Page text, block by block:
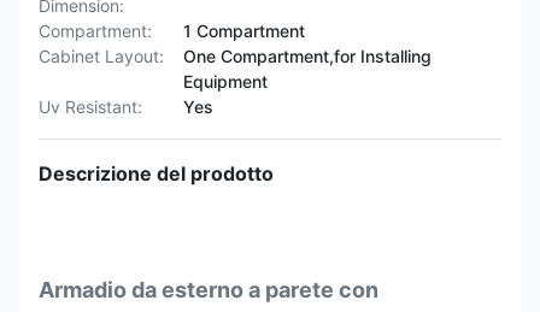
Dimension:
Compartment:
1 Compartment
Cabinet Layout:
One Compartment,for Installing
Equipment
Uv Resistant:
Yes
Descrizione del prodotto
Armadio da esterno a parete con